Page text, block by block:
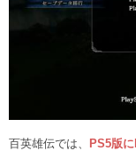
百英雄伝では、 PS5版